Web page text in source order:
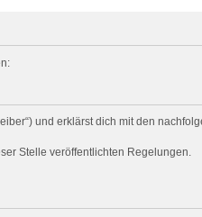
und erklärst dich mit den
Stelle veröffentlichten Regelungen.